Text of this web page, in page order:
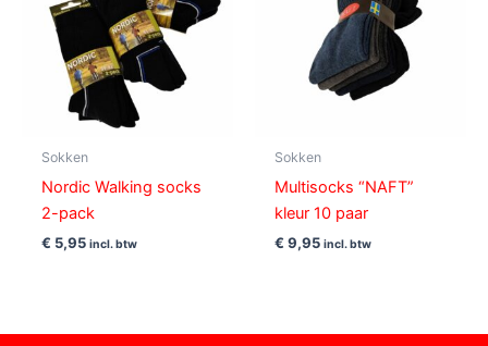
Sokken
Nordic Walking socks
2-pack
€ 5,95 incl. btw
Sokken
Multisocks “NAFT”
kleur 10 paar
€ 9,95 incl. btw